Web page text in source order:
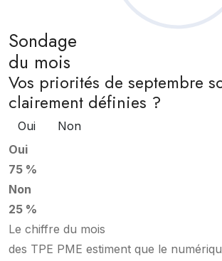
Sondage
du mois
Vos priorités de septembre
clairement définies ?
Oui
Non
Oui
75 %
Non
25 %
Le chiffre du mois
des TPE PME estiment que le